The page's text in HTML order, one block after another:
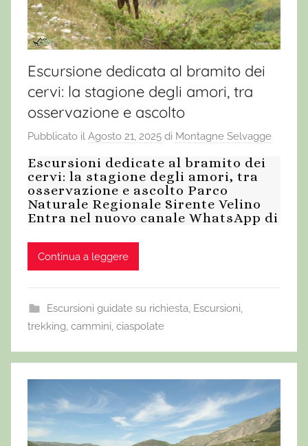
Escursione dedicata al bramito dei
cervi: la stagione degli amori, tra
osservazione e ascolto
Pubblicato il Agosto 21, 2025 di Montagne Selvagge
Escursioni dedicate al bramito dei
cervi: la stagione degli amori, tra
osservazione e ascolto Parco
Naturale Regionale Sirente Velino
Entra nel nuovo canale WhatsApp di
Continua a leggere
Escursioni guidate su richiesta, Escursioni,
trekking, cammini, ciaspolate